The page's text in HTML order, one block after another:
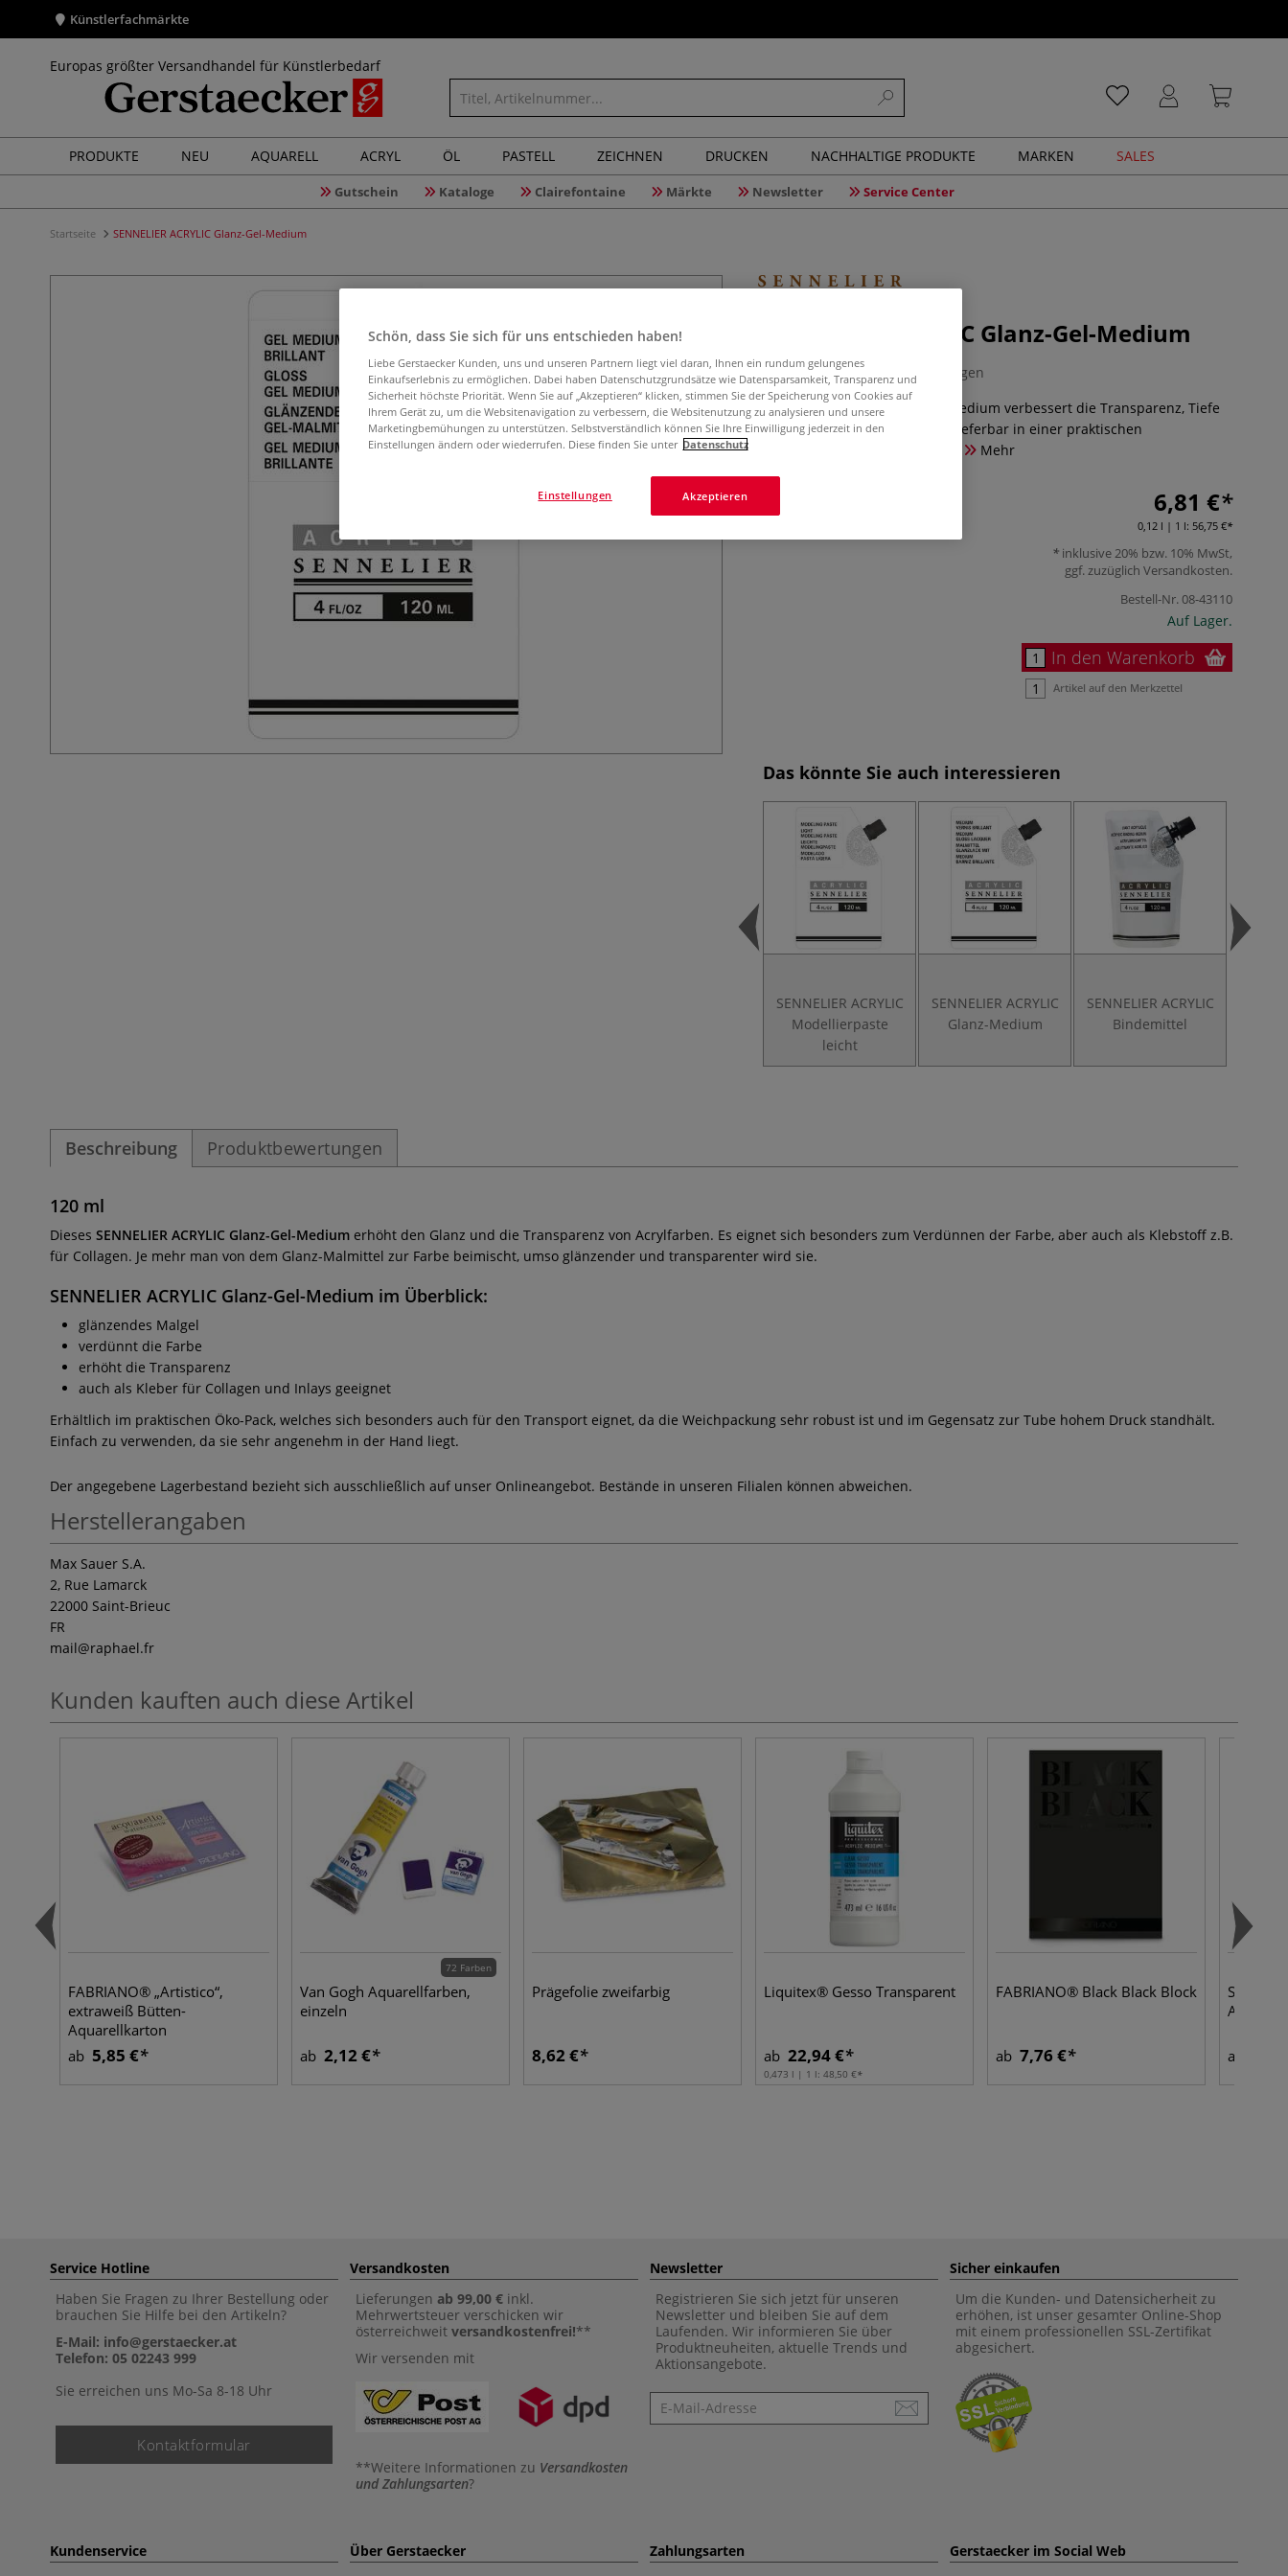
Künstlerfachmärkte
Europas größter Versandhandel für Künstlerbedarf
PRODUKTE NEU AQUARELL ACRYL ÖL PASTELL ZEICHNEN DRUCKEN NACHHALTIGE PRODUKTE MARKEN SALES
Gutschein Kataloge Clairefontaine Märkte Newsletter Service Center
Startseite SENNELIER ACRYLIC Glanz-Gel-Medium
SENNELIER ACRYLIC Glanz-Gel-Medium
0 Bewertungen
SENNELIER ACRYLIC Glanz-Gel-Medium verbessert die Transparenz, Tiefe
und Helligkeit von Acrylfarben. Lieferbar in einer praktischen
Mehr
6,81 €
0,12 l | 1 l: 56,75 €
inklusive 20% bzw. 10% MwSt,
ggf. zuzüglich Versandkosten.
Bestell-Nr.08-43110
Auf Lager.
In den Warenkorb
Artikel auf den Merkzettel
Das könnte Sie auch interessieren
SENNELIER ACRYLIC
Modellierpaste
leicht
SENNELIER ACRYLIC
Glanz-Medium
SENNELIER ACRYLIC
Bindemittel
Beschreibung Produktbewertungen
120 ml
Dieses SENNELIER ACRYLIC Glanz-Gel-Medium erhöht den Glanz und die Transparenz von Acrylfarben. Es eignet sich besonders zum Verdünnen der Farbe, aber auch als Klebstoff z.B.
für Collagen. Je mehr man von dem Glanz-Malmittel zur Farbe beimischt, umso glänzender und transparenter wird sie.
SENNELIER ACRYLIC Glanz-Gel-Medium im Überblick:
glänzendes Malgel
verdünnt die Farbe
erhöht die Transparenz
auch als Kleber für Collagen und Inlays geeignet
Erhältlich im praktischen Öko-Pack, welches sich besonders auch für den Transport eignet, da die Weichpackung sehr robust ist und im Gegensatz zur Tube hohem Druck standhält.
Einfach zu verwenden, da sie sehr angenehm in der Hand liegt.
Der angegebene Lagerbestand bezieht sich ausschließlich auf unser Onlineangebot. Bestände in unseren Filialen können abweichen.
Herstellerangaben
Max Sauer S.A.
2, Rue Lamarck
22000 Saint-Brieuc
FR
mail@raphael.fr
Kunden kauften auch diese Artikel
FABRIANO® „Artistico“,
extraweiß Bütten-
Aquarellkarton
ab 5,85 €
72 Farben
Van Gogh Aquarellfarben,
einzeln
ab 2,12 €
Prägefolie zweifarbig
8,62 €
Liquitex® Gesso Transparent
ab 22,94 €
0,473 l | 1 l: 48,50 €
FABRIANO® Black Black Block
ab 7,76 € ab
Service Hotline
Haben Sie Fragen zu Ihrer Bestellung oder
brauchen Sie Hilfe bei den Artikeln?
E-Mail: info@gerstaecker.at
Telefon: 05 02243 999
Sie erreichen uns Mo-Sa 8-18 Uhr
Kontaktformular
Versandkosten
Lieferungen ab 99,00 € inkl.
Mehrwertsteuer verschicken wir
österreichweit versandkostenfrei!**
Wir versenden mit
**Weitere Informationen zu Versandkosten
und Zahlungsarten?
Newsletter
Registrieren Sie sich jetzt für unseren
Newsletter und bleiben Sie auf dem
Laufenden. Wir informieren Sie über
Produktneuheiten, aktuelle Trends und
Aktionsangebote.
Newsletter
Sicher einkaufen
Um die Kunden- und Datensicherheit zu
erhöhen, ist unser gesamter Online-Shop
mit einem professionellen SSL-Zertifikat
abgesichert.
Kundenservice
Über Gerstaecker
Zahlungsarten
Gerstaecker im Social Web
Schön, dass Sie sich für uns entschieden haben!
Liebe Gerstaecker Kunden, uns und unseren Partnern liegt viel daran, Ihnen ein rundum gelungenes
Einkaufserlebnis zu ermöglichen. Dabei haben Datenschutzgrundsätze wie Datensparsamkeit, Transparenz und
Sicherheit höchste Priorität. Wenn Sie auf „Akzeptieren“ klicken, stimmen Sie der Speicherung von Cookies auf
Ihrem Gerät zu, um die Websitenavigation zu verbessern, die Websitenutzung zu analysieren und unsere
Marketingbemühungen zu unterstützen. Selbstverständlich können Sie Ihre Einwilligung jederzeit in den
Einstellungen ändern oder wiederrufen. Diese finden Sie unter Datenschutz
Akzeptieren
Einstellungen